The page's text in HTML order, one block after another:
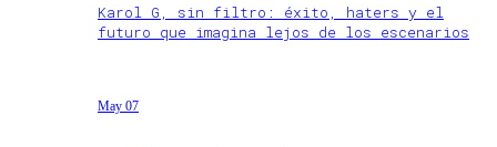
Karol G, sin filtro: éxito, haters y el
futuro que imagina lejos de los escenarios
May 07